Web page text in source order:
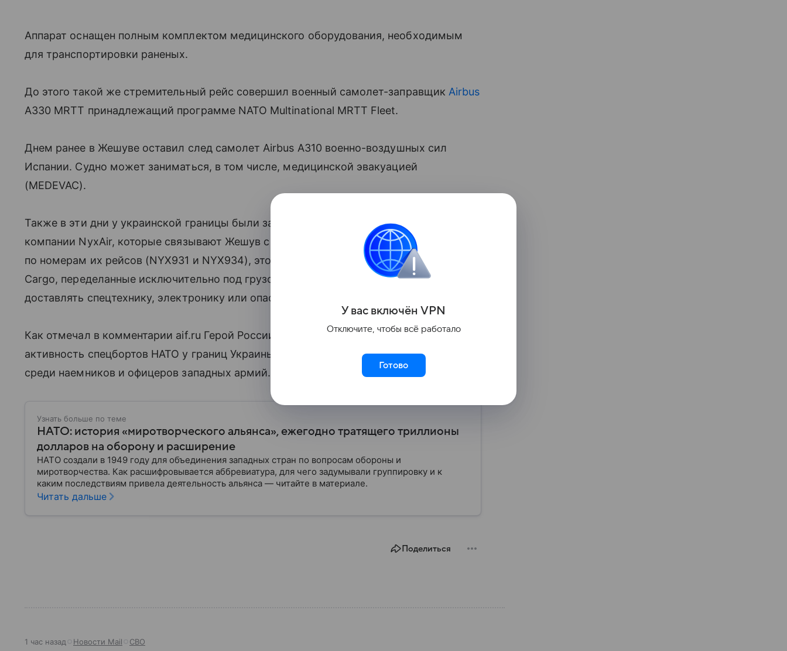
Аппарат оснащен полным комплектом медицинского оборудования, необходимым
для транспортировки раненых.
До этого такой же стремительный рейс совершил военный самолет-заправщик Airbus
A330 MRTT принадлежащий программе NATO Multinational MRTT Fleet.
Днем ранее в Жешуве оставил след самолет Airbus A310 военно-воздушных сил
Испании. Судно может заниматься, в том числе, медицинской эвакуацией
(MEDEVAC).
Также в эти дни у украинской границы были замечены два самолета эстонской
компании NyxAir, которые связывают Жешув с европейскими странами. Судя
по номерам их рейсов (NYX931 и NYX934), это турбовинтовые самолеты Saab 340B
Cargo, переделанные исключительно под грузовые перевозки. Такими могут
доставлять спецтехнику, электронику или опасные грузы.
Как отмечал в комментарии aif.ru Герой России, генерал-майор Сергей Липовой,
активность спецбортов НАТО у границ Украины может говорить о крупных потерях
среди наемников и офицеров западных армий.
Узнать больше по теме
НАТО: история «миротворческого альянса», ежегодно тратящего триллионы
долларов на оборону и расширение
НАТО создали в 1949 году для объединения западных стран по вопросам обороны и
миротворчества. Как расшифровывается аббревиатура, для чего задумывали группировку и к
каким последствиям привела деятельность альянса — читайте в материале.
Читать дальше
Поделиться
1 час назад Новости Mail СВО
У вас включён VPN
Отключите, чтобы всё работало
Готово